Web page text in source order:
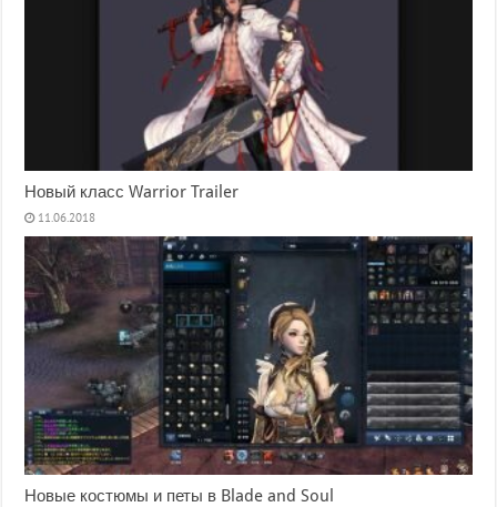
Новый класс Warrior Trailer
11.06.2018
Новые костюмы и петы в Blade and Soul